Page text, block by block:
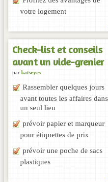
votre logement
Check-list et conseils
avant un vide-grenier
par katseyes
Rassembler quelques jours
avant toutes les affaires dans
un seul lieu
prévoir papier et marqueur
pour étiquettes de prix
prévoir une poche de sacs
plastiques